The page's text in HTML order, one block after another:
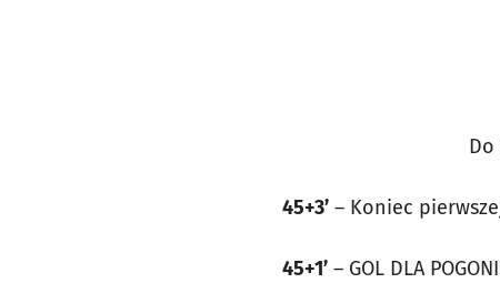
45+3’ – Koniec
45+1’ – GOL DLA